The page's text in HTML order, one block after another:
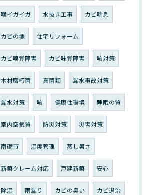
喉イガイガ 水抜き工事 カビ喘息
カビの塊 住宅リフォーム
カビ嗅覚障害 カビ味覚障害 咳対策
木材腐朽菌 真菌類 漏水事故対策
漏水対策 咳 健康住環境 睡眠の質
室内空気質 防災対策 災害対策
南砺市 湿度管理 蒸し暑さ
新築クレーム対応 戸建新築 安心
除湿 雨漏り カビの臭い カビ退治